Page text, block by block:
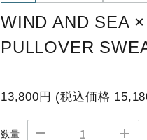
WIND AND SEA
PULLOVER
13,800円 (税込価格
数量